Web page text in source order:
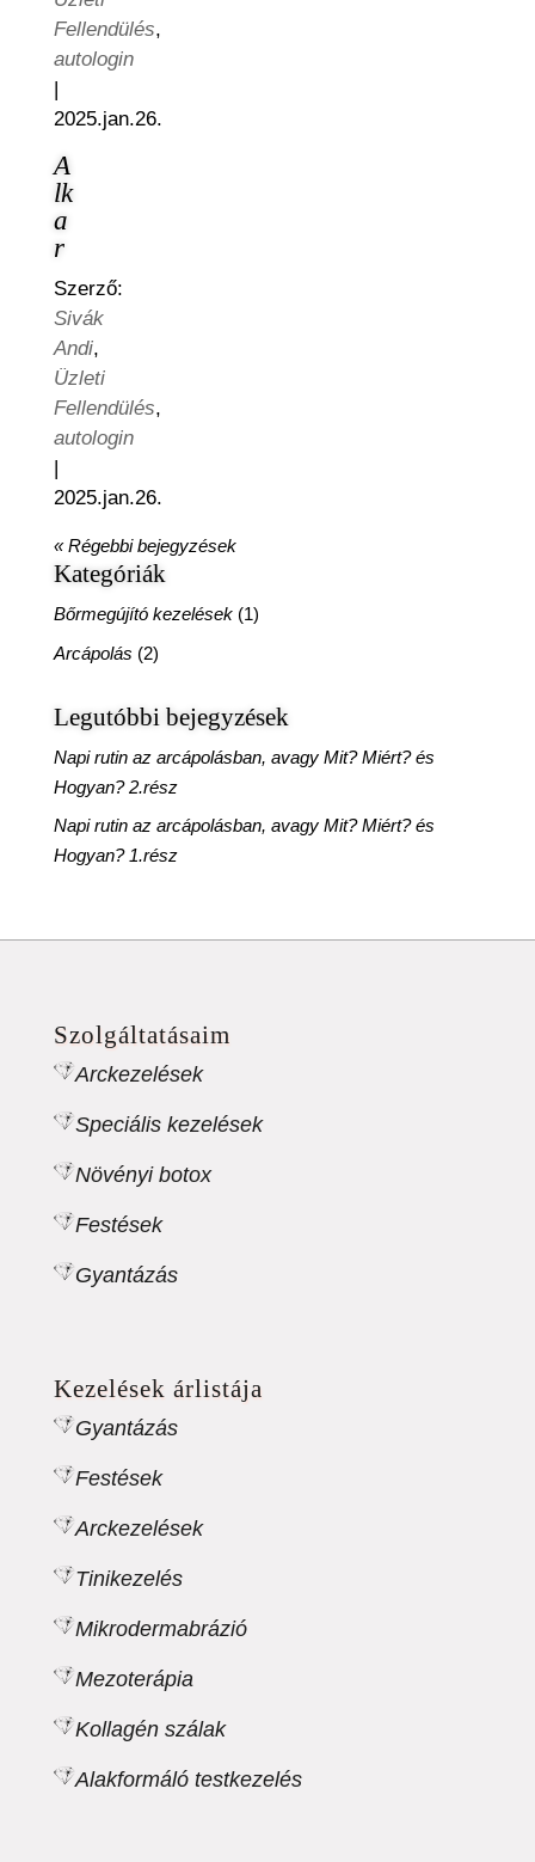
Fellendülés,
autologin
|
2025.jan.26.
A
lk
a
r
Szerző:
Sivák
Andi,
Üzleti
Fellendülés,
autologin
|
2025.jan.26.
« Régebbi bejegyzések
Kategóriák
Bőrmegújító kezelések(1)
Arcápolás (2)
Legutóbbi bejegyzések
Napi rutin az arcápolásban, avagy Mit? Miért? és
Hogyan? 2.rész
Napi rutin az arcápolásban, avagy Mit? Miért? és
Hogyan? 1.rész
Szolgáltatásaim
Arckezelések
Speciális kezelések
Növényi botox
Festések
Gyantázás
Kezelések árlistája
Gyantázás
Festések
Arckezelések
Tinikezelés
Mikrodermabrázió
Mezoterápia
Kollagén szálak
Alakformáló testkezelés